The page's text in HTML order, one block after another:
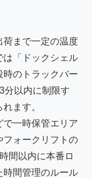
荷まで一定の温度
は「ドックシェル
時のトラックバー
分以内に制限す
ます。
で一時保管エリア
フォークリフトの
間以内に本番ロ
時間管理のルール